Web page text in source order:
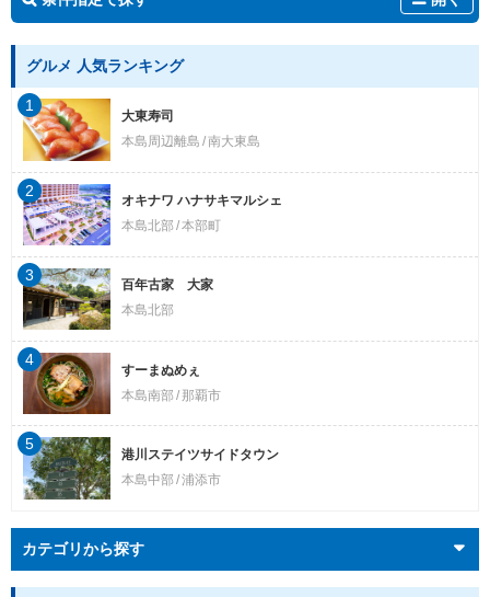
グルメ 人気ランキング
大東寿司
本島周辺離島 南大東島
1
オキナワ ハナサキマルシェ
本島北部 本部町
2
百年古家 大家
本島北部
3
すーまぬめぇ
本島南部
那覇市
4
港川ステイツサイドタウン
本島中部 浦添市
5
カテゴリから探す